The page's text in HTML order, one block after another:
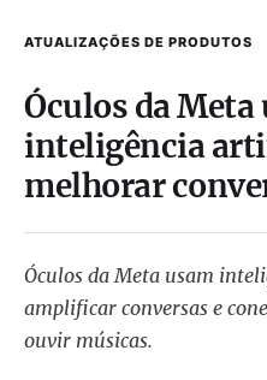
ATUALIZAÇÕES DE PRODUTOS
Óculos da Meta
inteligência
melhorar
Óculos da Meta usam
amplificar conversas e
ouvir músicas.